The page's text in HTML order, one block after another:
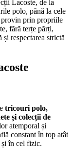
Lacoste, de la
polo, până la cele
provin prin propriile
fără terțe părți,
respectarea strictă
tricouri polo,
și colecții de
atemporal și
constant în top atât
și în cel fizic.